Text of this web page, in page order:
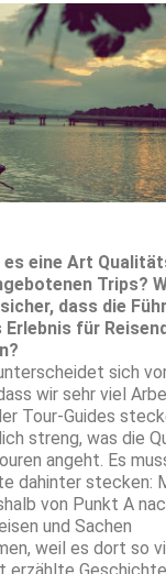
es eine Art
Trips?
dass die
für
sich
wir sehr viel
Tour-Guides
streng, was die
angeht. Es
dahinter stecken:
von Punkt A
und Sachen
weil es dort so